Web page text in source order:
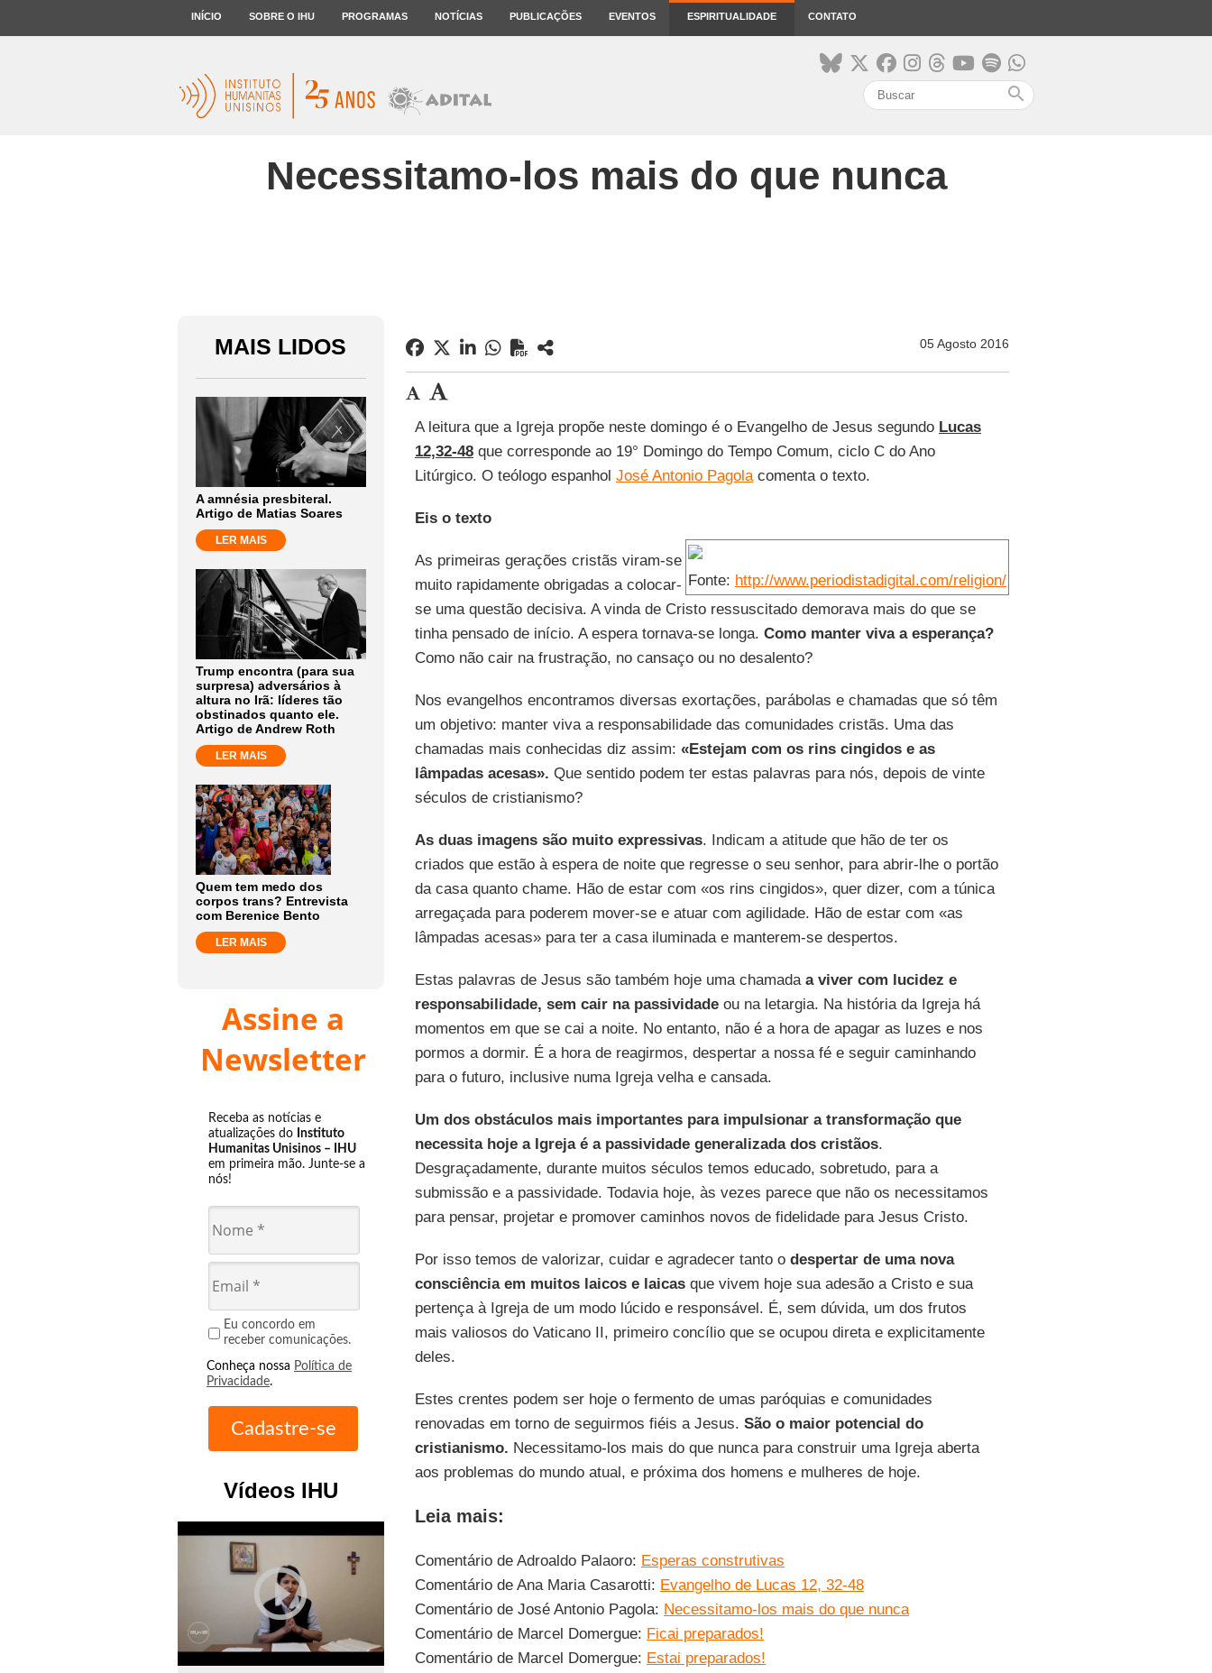
INÍCIO SOBRE O IHU PROGRAMAS NOTÍCIAS PUBLICAÇÕES EVENTOS ESPIRITUALIDADE CONTATO
search
Necessitamo-los mais do que nunca
MAIS LIDOS
A amnésia presbiteral.
Artigo de Matias Soares
LER MAIS
Trump encontra (para sua
surpresa) adversários à
altura no Irã: líderes tão
obstinados quanto ele.
Artigo de Andrew Roth
LER MAIS
Quem tem medo dos
corpos trans? Entrevista
com Berenice Bento
LER MAIS
Assine a
Newsletter
Receba as notícias e
atualizações do Instituto
Humanitas Unisinos – IHU
em primeira mão. Junte-se a
nós!
Eu concordo em
receber comunicações.
Conheça nossa Política de
Privacidade.
Vídeos IHU
play_circle_outline
05 Agosto 2016
A leitura que a Igreja propõe neste domingo é o Evangelho de Jesus segundo Lucas
12,32-48que corresponde ao 19° Domingo do Tempo Comum, ciclo C do Ano
Litúrgico. O teólogo espanhol José Antonio Pagolacomenta o texto.
Eis o texto
Fonte: http://www.periodistadigital.com/religion/
As primeiras gerações cristãs viram-se
muito rapidamente obrigadas a colocar-
se uma questão decisiva. A vinda de Cristo ressuscitado demorava mais do que se
tinha pensado de início. A espera tornava-se longa. Como manter viva a esperança?
Como não cair na frustração, no cansaço ou no desalento?
Nos evangelhos encontramos diversas exortações, parábolas e chamadas que só têm
um objetivo: manter viva a responsabilidade das comunidades cristãs. Uma das
chamadas mais conhecidas diz assim: «Estejam com os rins cingidos e as
lâmpadas acesas». Que sentido podem ter estas palavras para nós, depois de vinte
séculos de cristianismo?
As duas imagens são muito expressivas. Indicam a atitude que hão de ter os
criados que estão à espera de noite que regresse o seu senhor, para abrir-lhe o portão
da casa quanto chame. Hão de estar com «os rins cingidos», quer dizer, com a túnica
arregaçada para poderem mover-se e atuar com agilidade. Hão de estar com «as
lâmpadas acesas» para ter a casa iluminada e manterem-se despertos.
Estas palavras de Jesus são também hoje uma chamada a viver com lucidez e
responsabilidade, sem cair na passividadeou na letargia. Na história da Igreja há
momentos em que se cai a noite. No entanto, não é a hora de apagar as luzes e nos
pormos a dormir. É a hora de reagirmos, despertar a nossa fé e seguir caminhando
para o futuro, inclusive numa Igreja velha e cansada.
Um dos obstáculos mais importantes para impulsionar a transformação que
necessita hoje a Igreja é a passividade generalizada dos cristãos.
Desgraçadamente, durante muitos séculos temos educado, sobretudo, para a
submissão e a passividade. Todavia hoje, às vezes parece que não os necessitamos
para pensar, projetar e promover caminhos novos de fidelidade para Jesus Cristo.
Por isso temos de valorizar, cuidar e agradecer tanto o despertar de uma nova
consciência em muitos laicos e laicasque vivem hoje sua adesão a Cristo e sua
pertença à Igreja de um modo lúcido e responsável. É, sem dúvida, um dos frutos
mais valiosos do Vaticano II, primeiro concílio que se ocupou direta e explicitamente
deles.
Estes crentes podem ser hoje o fermento de umas paróquias e comunidades
renovadas em torno de seguirmos fiéis a Jesus. São o maior potencial do
cristianismo. Necessitamo-los mais do que nunca para construir uma Igreja aberta
aos problemas do mundo atual, e próxima dos homens e mulheres de hoje.
Leia mais:
Comentário de Adroaldo Palaoro: Esperas construtivas
Comentário de Ana Maria Casarotti: Evangelho de Lucas 12, 32-48
Comentário de José Antonio Pagola: Necessitamo-los mais do que nunca
Comentário de Marcel Domergue: Ficai preparados!
Comentário de Marcel Domergue: Estai preparados!